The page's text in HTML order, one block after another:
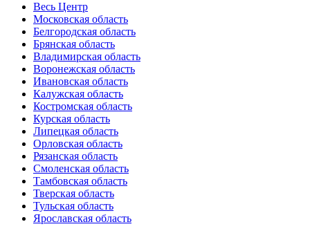
Весь Центр
Московская область
Белгородская область
Брянская область
Владимирская область
Воронежская область
Ивановская область
Калужская область
Костромская область
Курская область
Липецкая область
Орловская область
Рязанская область
Смоленская область
Тамбовская область
Тверская область
Тульская область
Ярославская область